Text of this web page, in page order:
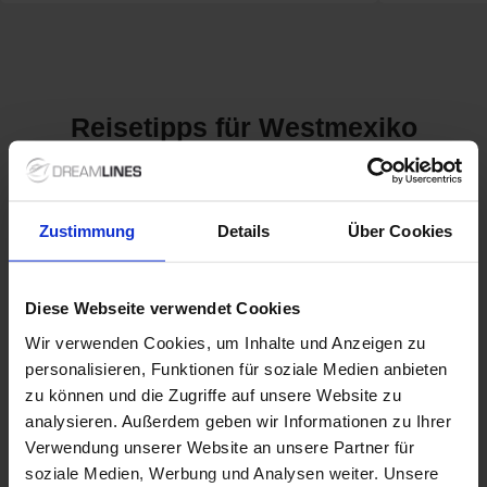
Zustimmung Details Über Cookies
Diese Webseite verwendet Cookies
Wir verwenden Cookies, um Inhalte und Anzeigen zu
personalisieren, Funktionen für soziale Medien anbieten
zu können und die Zugriffe auf unsere Website zu
analysieren. Außerdem geben wir Informationen zu Ihrer
Verwendung unserer Website an unsere Partner für
soziale Medien, Werbung und Analysen weiter. Unsere
Reisetipps für Westmexiko
Kreuzfahrten nach
Westmexiko: Ein Paradies
für Abenteuer und
Entspannung
Westmexiko besticht durch seine atemberaubenden Strände,
lebendigen Kulturen und üppigen Landschaften. Die Region ist
nicht nur bekannt für ihre Schönheit, sondern auch für ihre
reichen Traditionen. Wussten Sie, dass Westmexiko mehrere
der beliebtesten Urlaubsdestinationen in Mexiko umfasst,
darunter speziell dieRiviera Nayarit und die Baja California?